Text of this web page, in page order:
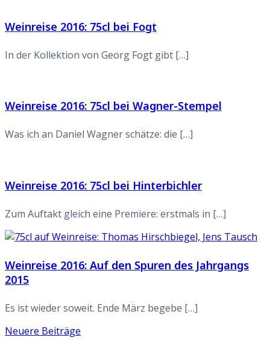
Weinreise 2016: 75cl bei Fogt
In der Kollektion von Georg Fogt gibt […]
Weinreise 2016: 75cl bei Wagner-Stempel
Was ich an Daniel Wagner schätze: die […]
Weinreise 2016: 75cl bei Hinterbichler
Zum Auftakt gleich eine Premiere: erstmals in […]
Weinreise 2016: Auf den Spuren des Jahrgangs
2015
Es ist wieder soweit. Ende März begebe […]
Beitragsnavigation
Neuere Beiträge